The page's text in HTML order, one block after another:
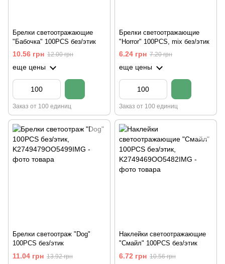
Брелки светоотражающие
"Бабочка" 100PCS без/этик
10.56 грн 12.00 грн
еще цены
Заказ от 100 единиц
Брелки светоотражающие
"Horror" 100PCS, mix без/этик
6.24 грн 7.20 грн
еще цены
Заказ от 100 единиц
Брелки светоотраж "Dog"
100PCS без/этик
11.04 грн 13.92 грн
Наклейки светоотражающие
"Смайл" 100PCS без/этик
6.72 грн 10.56 грн